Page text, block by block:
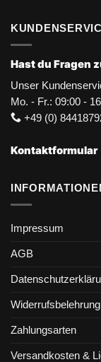
Hast du Fragen
Unser
Mo. - Fr.: 09:00 -
+49 (0)
Kontaktformular
Impressum
AGB
Widerrufsbelehrung
Zahlungsarten
Versandkosten &